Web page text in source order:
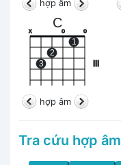
hợp âm
C
III
x
3
2
o
1
o
hợp âm
Tra cứu hợp âm